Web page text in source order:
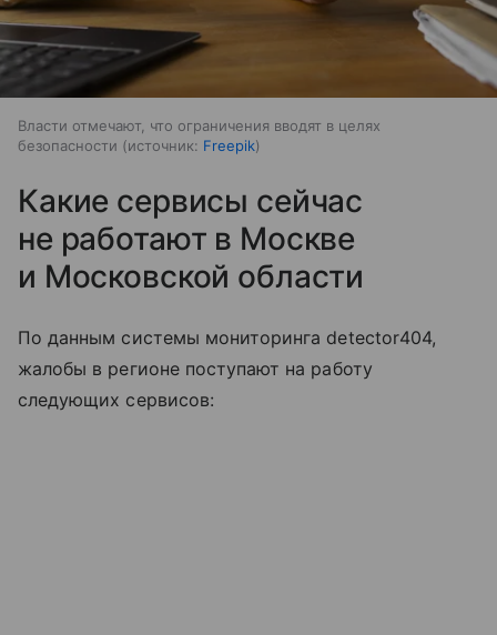
Власти отмечают, что ограничения вводят в целях
безопасности
источник: Freepik
Какие сервисы сейчас
не работают в Москве
и Московской области
По данным системы мониторинга detector404,
жалобы в регионе поступают на работу
следующих сервисов: